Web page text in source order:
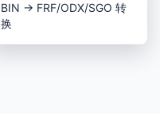
BIN → FRF/ODX/SGO 转
换